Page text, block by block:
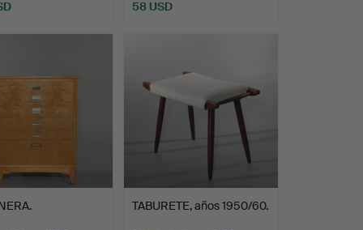
58 USD
TABURETE, años 1950/60.